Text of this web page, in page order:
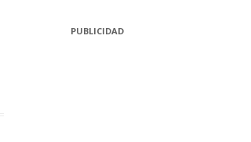
PUBLICIDAD